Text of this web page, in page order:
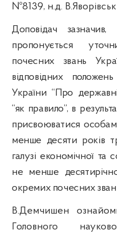
№8139, н.д.
Доповідач
пропонується
почесних звань
відповідних
України “Про
“як правило”, в
присвоюватися
менше десяти років
галузі економічної та
не менше
окремих почесних
В.Демчишен
Головного